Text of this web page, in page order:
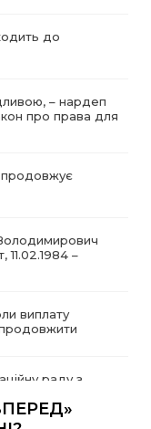
до
– нардеп
про права для
продовжує
–
виплату
раду з